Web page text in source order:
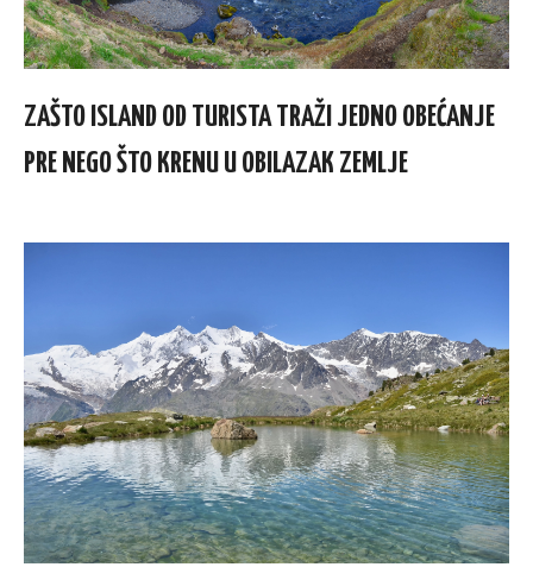
ZAŠTO ISLAND OD TURISTA TRAŽI JEDNO OBEĆANJE
PRE NEGO ŠTO KRENU U OBILAZAK ZEMLJE